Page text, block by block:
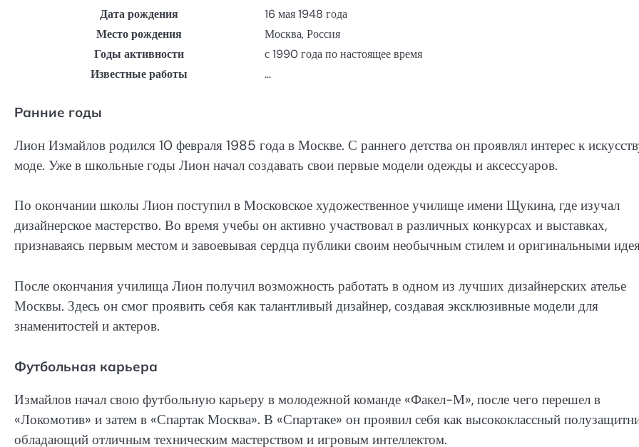
Дата рождения
16 мая 1948 года
Место рождения
Москва, Россия
Годы активности
с 1990 года по настоящее время
Известные работы
…
Ранние годы
Лион Измайлов родился 10 февраля 1985 года в Москве. С раннего детства он проявлял интерес к
моде. Уже в школьные годы Лион начал создавать свои первые модели одежды и аксессуаров.
По окончании школы Лион поступил в Московское художественное училище имени Щукина, где изучал
дизайнерское мастерство. Во время учебы он активно участвовал в различных конкурсах и выставках,
признаваясь первым местом и завоевывая сердца публики своим необычным стилем и оригинальными
После окончания училища Лион получил возможность работать в одном из лучших дизайнерских ателье
Москвы. Здесь он смог проявить себя как талантливый дизайнер, создавая эксклюзивные модели для
знаменитостей и актеров.
Футбольная карьера
Измайлов начал свою футбольную карьеру в молодежной команде «Факел-М», после чего перешел в
«Локомотив» и затем в «Спартак Москва». В «Спартаке» он проявил себя как высококлассный
обладающий отличным техническим мастерством и игровым интеллектом.